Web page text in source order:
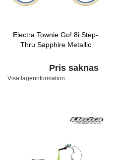
Electra Townie Go! 8i Step-
Thru Sapphire Metallic
Pris saknas
Visa lagerinformation